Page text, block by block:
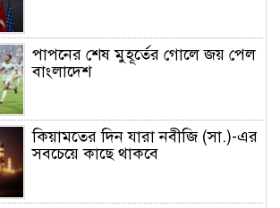
পাপনের শেষ মুহূর্তের গোলে জয় পেল
বাংলাদেশ
কিয়ামতের দিন যারা নবীজি (সা.)-এর
সবচেয়ে কাছে থাকবে